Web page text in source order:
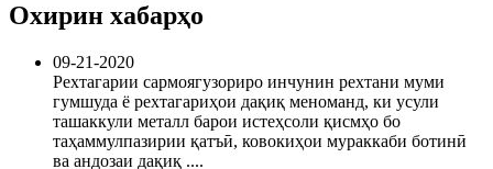
Охирин хабарҳо
09-21-2020
Рехтагарии сармоягузориро инчунин рехтани муми
гумшуда ё рехтагариҳои дақиқ меноманд, ки усули
ташаккули металл барои истеҳсоли қисмҳо бо
таҳаммулпазирии қатъӣ, ковокиҳои мураккаби ботинӣ
ва андозаи дақиқ ....